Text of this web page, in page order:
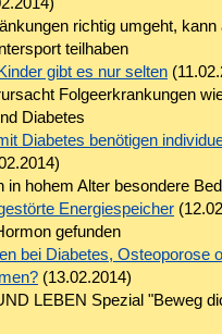
richtig umgeht, kann
teilhaben
gibt es nur selten
Folgeerkrankungen
Diabetes
Diabetes benötigen
in hohem Alter besondere
Energiespeicher
gefunden
bei Diabetes, Osteoporose
(13.02.2014)
LEBEN Spezial "Beweg